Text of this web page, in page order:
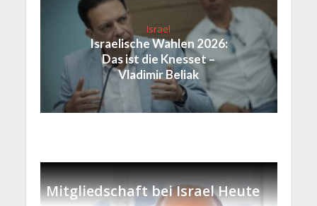
Israel
Israelische Wahlen 2026:
Das ist die Knesset –
Vladimir Beliak
Mitgliedschaft bei Israel Heute